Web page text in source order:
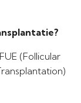
(Follicular